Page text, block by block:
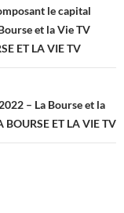
le capital
et la Vie TV
ET LA VIE TV
– La Bourse et la
ET LA VIE TV